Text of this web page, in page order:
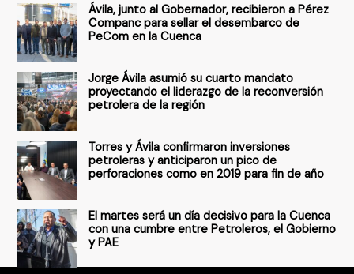
o
r
:
Ávila, junto al Gobernador, recibieron a Pérez
Companc para sellar el desembarco de
PeCom en la Cuenca
Jorge Ávila asumió su cuarto mandato
proyectando el liderazgo de la reconversión
petrolera de la región
Torres y Ávila confirmaron inversiones
petroleras y anticiparon un pico de
perforaciones como en 2019 para fin de año
El martes será un día decisivo para la Cuenca
con una cumbre entre Petroleros, el Gobierno
y PAE